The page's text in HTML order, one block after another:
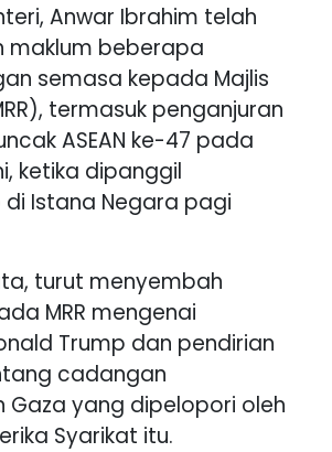
Anwar Ibrahim telah
maklum beberapa
semasa kepada Majlis
termasuk penganjuran
ASEAN ke-47 pada
ketika dipanggil
Istana Negara pagi
turut menyembah
MRR mengenai
Trump dan pendirian
cadangan
Gaza yang dipelopori oleh
Syarikat itu.